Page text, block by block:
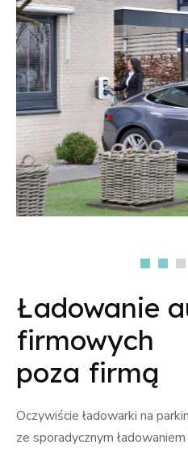
Ładowanie
firmowych
poza firmą
Oczywiście ładowarki na
ze sporadycznym